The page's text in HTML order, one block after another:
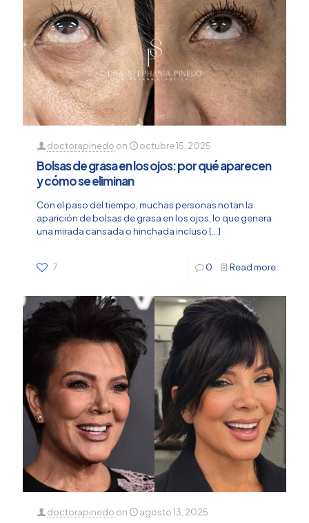
doctorapinedo on octubre 15, 2025
Bolsas de grasa en los ojos: por qué aparecen
y cómo se eliminan
Con el paso del tiempo, muchas personas notan la
aparición de bolsas de grasa en los ojos, lo que genera
una mirada cansada o hinchada incluso[…]
7 0 Read more
doctorapinedo on agosto 13, 2025